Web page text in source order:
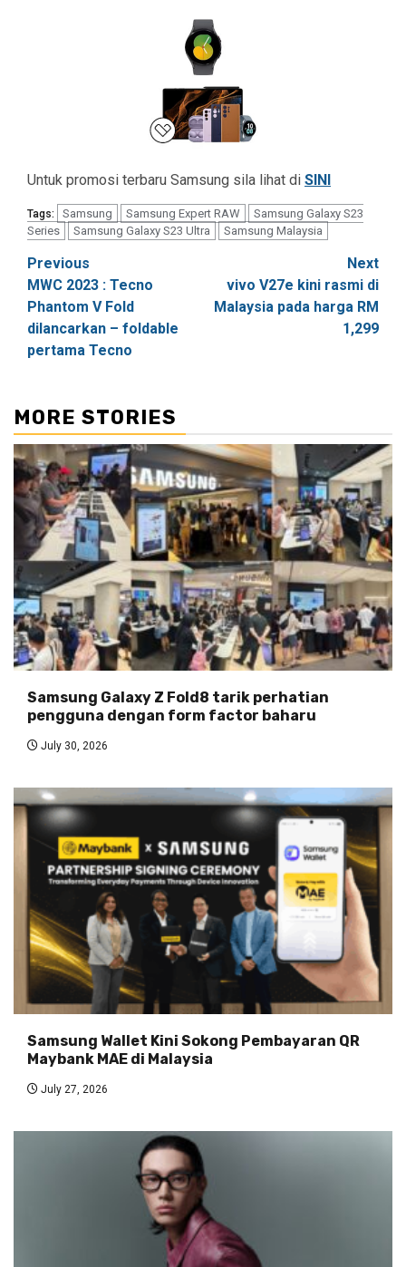
Untuk promosi terbaru Samsung sila lihat di SINI
Tags: Samsung Samsung Expert RAW
Samsung Galaxy S23
Series
Samsung Galaxy S23 Ultra Samsung Malaysia
Post
navigation
Previous
MWC 2023 : Tecno
Phantom V Fold
dilancarkan – foldable
pertama Tecno
Next
vivo V27e kini rasmi di
Malaysia pada harga RM
1,299
MORE STORIES
Samsung Galaxy Z Fold8 tarik perhatian
pengguna dengan form factor baharu
July 30, 2026
Samsung Wallet Kini Sokong Pembayaran QR
Maybank MAE di Malaysia
July 27, 2026